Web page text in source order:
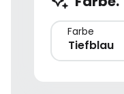
Farbe
Tiefblau